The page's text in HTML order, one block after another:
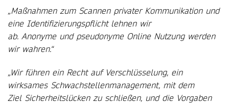
„Maßnahmen zum Scannen privater Kommunikation und
eine Identifizierungspflicht lehnen wir
ab. Anonyme und pseudonyme Online Nutzung werden
wir wahren.“
„Wir führen ein Recht auf Verschlüsselung, ein
wirksames Schwachstellenmanagement, mit dem
Ziel Sicherheitslücken zu schließen, und die Vorgaben